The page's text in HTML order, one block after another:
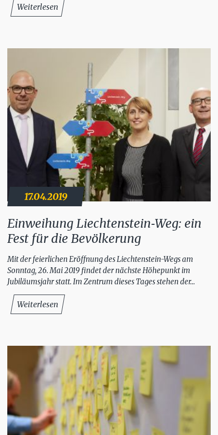
Weiterlesen
17.04.2019
Einweihung Liechtenstein‐Weg: ein
Fest für die Bevölkerung
Mit der feierlichen Eröffnung des Liechtenstein-Wegs am
Sonntag, 26. Mai 2019 findet der nächste Höhepunkt im
Jubiläumsjahr statt. Im Zentrum dieses Tages stehen der…
Weiterlesen